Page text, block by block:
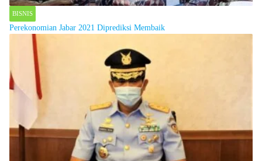
BISNIS
Perekonomian Jabar 2021 Diprediksi Membaik